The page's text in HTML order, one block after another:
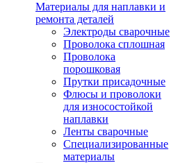
Материалы для наплавки и
ремонта деталей
Электроды сварочные
Проволока сплошная
Проволока
порошковая
Прутки присадочные
Флюсы и проволоки
для износостойкой
наплавки
Ленты сварочные
Специализированные
материалы